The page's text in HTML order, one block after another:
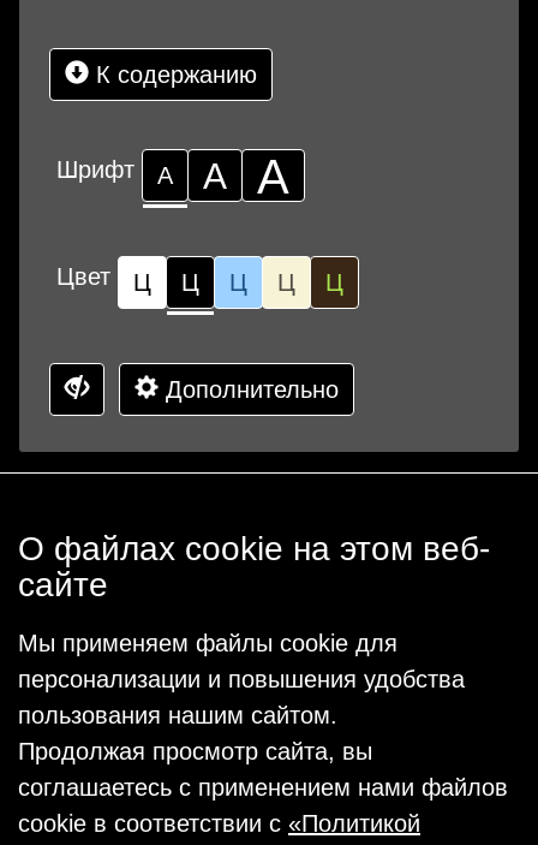
К содержанию
Шрифт А А А
Цвет Ц Ц Ц Ц Ц
Дополнительно
О файлах cookie на этом веб-
сайте
Мы применяем файлы cookie для
персонализации и повышения удобства
пользования нашим сайтом.
Продолжая просмотр сайта, вы
соглашаетесь с применением нами файлов
cookie в соответствии с «Политикой